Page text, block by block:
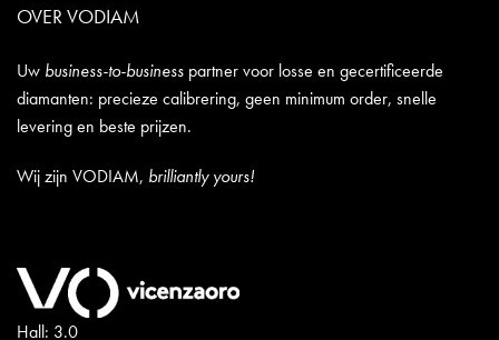
OVER VODIAM
Uw business-to-business partner voor losse en gecertificeerde
diamanten: precieze calibrering, geen minimum order, snelle
levering en beste prijzen.
Wij zijn VODIAM, brilliantly yours!
Hall: 3.0